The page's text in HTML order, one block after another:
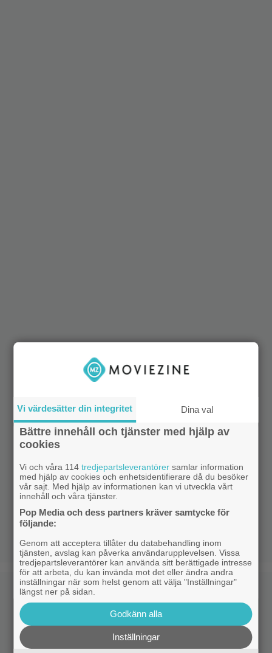
Vi värdesätter din integritet Dina val
Bättre innehåll och tjänster med hjälp av
cookies
Vi och våra 114tredjepartsleverantörer samlar information
med hjälp av cookies och enhetsidentifierare då du besöker
vår sajt. Med hjälp av informationen kan vi utveckla vårt
innehåll och våra tjänster.
Pop Media och dess partners kräver samtycke för
följande:
Genom att acceptera tillåter du databehandling inom
tjänsten, avslag kan påverka användarupplevelsen. Vissa
tredjepartsleverantörer kan använda sitt berättigade intresse
för att arbeta, du kan invända mot det eller ändra andra
inställningar när som helst genom att välja "Inställningar"
längst ner på sidan.
Godkänn alla
Inställningar